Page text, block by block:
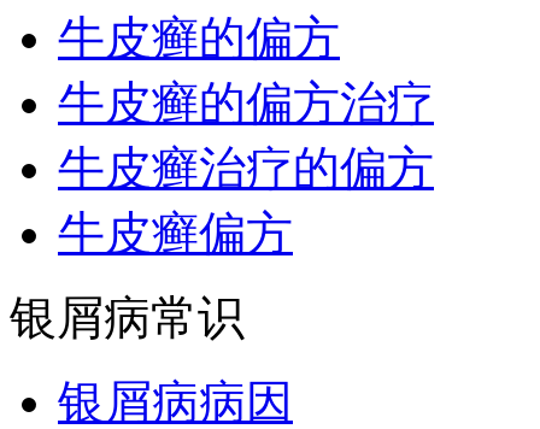
牛皮癣的偏方
牛皮癣的偏方治疗
牛皮癣治疗的偏方
牛皮癣偏方
银屑病常识
银屑病病因